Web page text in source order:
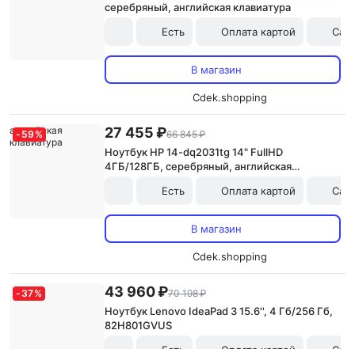
серебряный, английская клавиатура
Есть
Оплата картой
В магазин
Cdek.shopping
- 59 % 27 455 ₽66 845 ₽
Ноутбук HP 14-dq2031tg 14" FullHD
4ГБ/128ГБ, серебряный, английская
Есть
Оплата картой
В магазин
Cdek.shopping
- 37% 43 960 ₽70 198 ₽
Ноутбук Lenovo IdeaPad 3 15.6'', 4 Гб/256 Гб,
82H801GVUS